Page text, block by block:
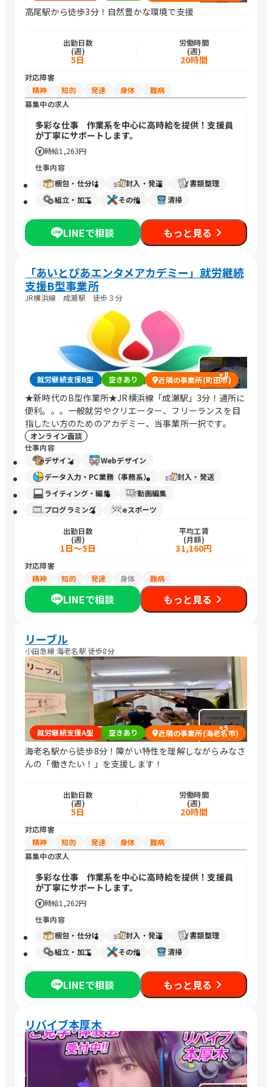
高尾駅から徒歩3分！自然豊かな環境で支援
出勤日数
(週)
5日
労働時間
(週)
20時間
対応障害
精神
知的 発達 身体
難病
募集中の求人
多彩な仕事 作業系を中心に高時給を提供！支援員
が丁寧にサポートします。
時給1,263円
仕事内容
梱包・仕分け
封入・発送
書類整理
組立・加工
その他 清掃
LINEで相談 もっと見る
「あいとぴあエンタメアカデミー」就労継続
支援B型事業所
JR横浜線 成瀬駅 徒歩３分
+8
就労継続支援B型 空きあり 近隣の事業所(町田市)
★新時代のB型作業所★JR横浜線「成瀬駅」3分！通所に
便利。。。一般就労やクリエーター、フリーランスを目
指したい方のためのアカデミー、当事業所一択です。
オンライン面談
仕事内容
デザイン
Webデザイン
データ入力・PC業務（事務系）
封入・発送
ライティング・編集
動画編集
プログラミング
eスポーツ
出勤日数
(週)
1日～5日
平均工賃
(月額)
31,160円
対応障害
精神
知的 発達 身体 難病
LINEで相談 もっと見る
リーブル
小田急線 海老名駅 徒歩8分
+5
就労継続支援A型 空きあり 近隣の事業所(海老名市)
海老名駅から徒歩8分！障がい特性を理解しながらみなさ
んの「働きたい！」を支援します！
出勤日数
(週)
5日
労働時間
(週)
20時間
対応障害
精神
知的 発達 身体
難病
募集中の求人
多彩な仕事 作業系を中心に高時給を提供！支援員
が丁寧にサポートします。
時給1,262円
仕事内容
梱包・仕分け
封入・発送
書類整理
組立・加工
その他 清掃
LINEで相談 もっと見る
リバイブ本厚木